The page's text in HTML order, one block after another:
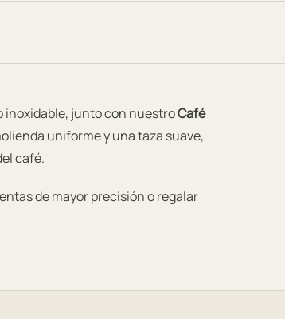
inoxidable, junto con nuestroCafé
uniforme y una taza suave,
café.
de mayor precisión o regalar